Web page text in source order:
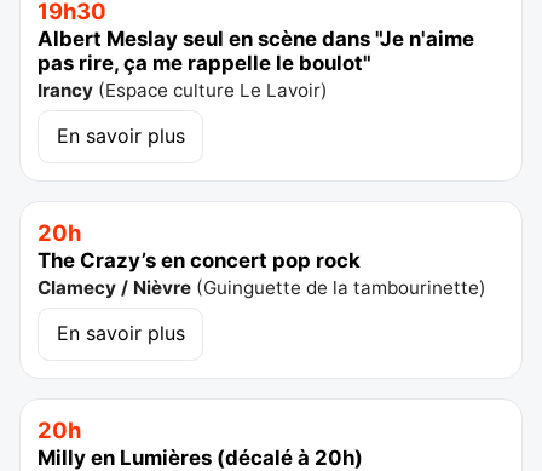
19h30
Albert Meslay seul en scène dans "Je n'aime
pas rire, ça me rappelle le boulot"
Irancy (Espace culture Le Lavoir)
En savoir plus
20h
The Crazy’s en concert pop rock
Clamecy / Nièvre (Guinguette de la tambourinette)
En savoir plus
20h
Milly en Lumières (décalé à 20h)